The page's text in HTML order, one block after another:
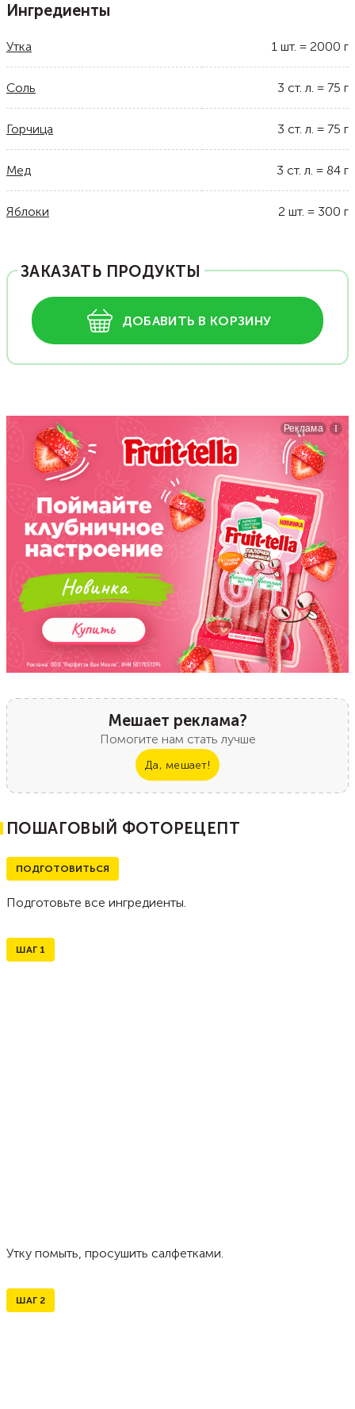
Ингредиенты
Утка 1 шт. = 2000 г
Соль 3 ст. л. = 75 г
Горчица 3 ст. л. = 75 г
Мед 3 ст. л. = 84 г
Яблоки 2 шт. = 300 г
ЗАКАЗАТЬ ПРОДУКТЫ
ДОБАВИТЬ В КОРЗИНУ
Мешает реклама?
Помогите нам стать лучше
Да, мешает!
ПОШАГОВЫЙ ФОТОРЕЦЕПТ
ПОДГОТОВИТЬСЯ
Подготовьте все ингредиенты.
ШАГ 1
Утку помыть, просушить салфетками.
ШАГ 2